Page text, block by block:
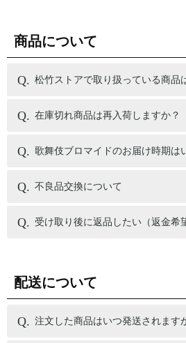
商品について
松竹ストアで取り扱っている商品
在庫切れ商品は再入荷しますか？
歌舞伎ブロマイドのお届け時期は
不良品交換について
受け取り後に返品したい（返金希
配送について
注文した商品はいつ発送されます